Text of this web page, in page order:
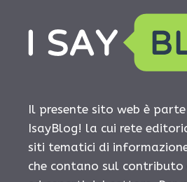
Il presente sito web è
IsayBlog! la cui rete
siti tematici di
che contano sul